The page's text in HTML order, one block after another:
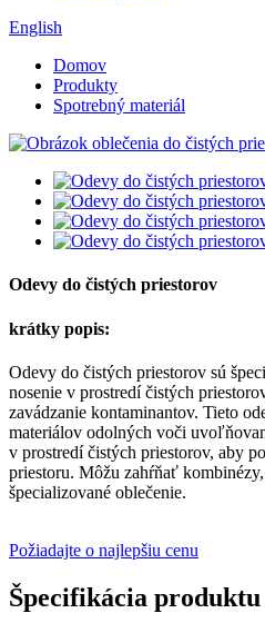
English
Domov
Produkty
Spotrebný materiál
Odevy do čistých priestorov
krátky popis:
Odevy do čistých priestorov sú
nosenie v prostredí čistých
zavádzanie kontaminantov. Tieto
materiálov odolných voči
v prostredí čistých priestorov, aby
priestoru. Môžu zahŕňať
špecializované oblečenie.
Požiadajte o najlepšiu cenu
Špecifikácia produktu